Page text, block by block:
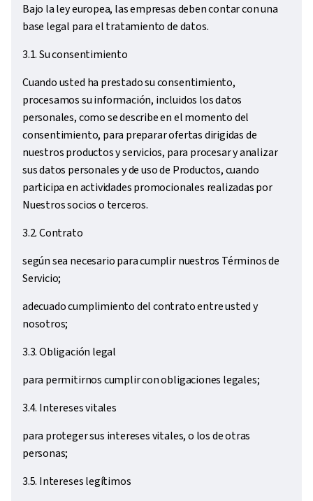
Bajo la ley europea, las empresas deben contar con una
base legal para el tratamiento de datos.
3.1. Su consentimiento
Cuando usted ha prestado su consentimiento,
procesamos su información, incluidos los datos
personales, como se describe en el momento del
consentimiento, para preparar ofertas dirigidas de
nuestros productos y servicios, para procesar y analizar
sus datos personales y de uso de Productos, cuando
participa en actividades promocionales realizadas por
Nuestros socios o terceros.
3.2. Contrato
según sea necesario para cumplir nuestros Términos de
Servicio;
adecuado cumplimiento del contrato entre usted y
nosotros;
3.3. Obligación legal
para permitirnos cumplir con obligaciones legales;
3.4. Intereses vitales
para proteger sus intereses vitales, o los de otras
personas;
3.5. Intereses legítimos